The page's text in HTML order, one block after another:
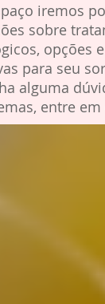
iremos
sobre
opções e
para seu
alguma
entre